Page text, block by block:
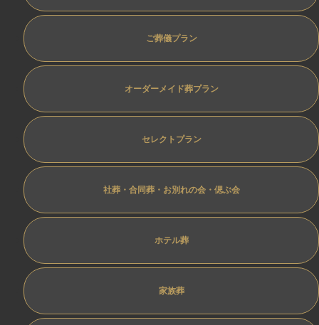
ご葬儀プラン
オーダーメイド葬プラン
セレクトプラン
社葬・合同葬・お別れの会・偲ぶ会
ホテル葬
家族葬